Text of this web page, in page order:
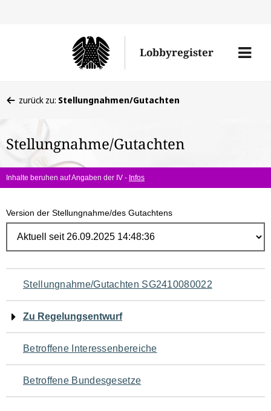
Lobbyregister
Menü
befinden
hier:
zurück zu: Stellungnahmen/Gutachten
Stellungnahme/Gutachten
Inhalte beruhen auf Angaben der IV - Infos
Version der Stellungnahme/des Gutachtens
Navigation
für
den
Seiteninhalt
Stellungnahme/Gutachten SG2410080022
Zu Regelungsentwurf
Betroffene Interessenbereiche
Betroffene Bundesgesetze